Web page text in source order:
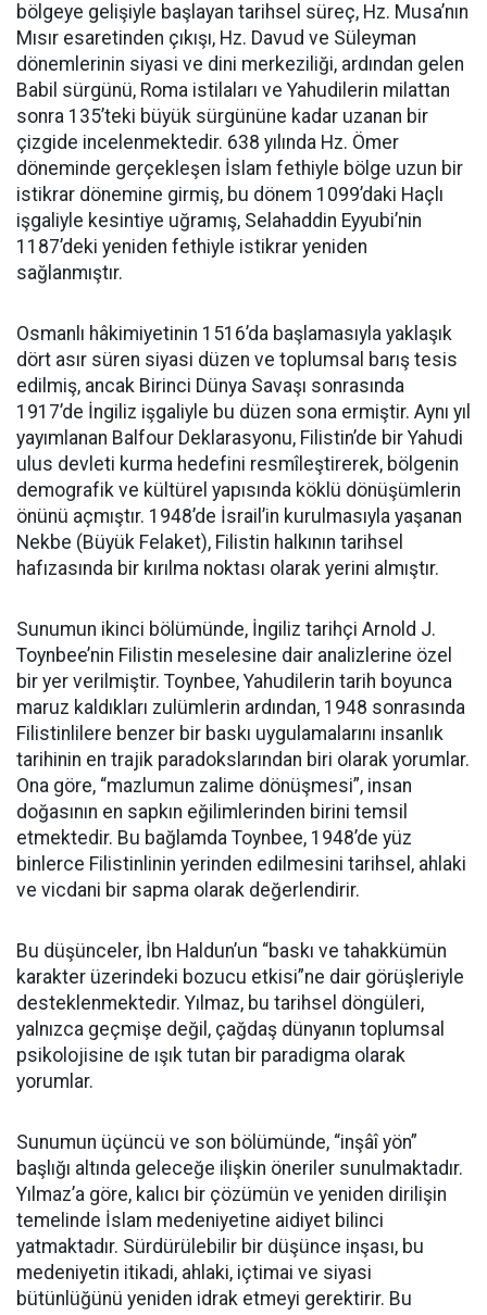
bölgeye gelişiyle başlayan tarihsel süreç, Hz. Musa’nın
Mısır esaretinden çıkışı, Hz. Davud ve Süleyman
dönemlerinin siyasi ve dini merkeziliği, ardından gelen
Babil sürgünü, Roma istilaları ve Yahudilerin milattan
sonra 135’teki büyük sürgününe kadar uzanan bir
çizgide incelenmektedir. 638 yılında Hz. Ömer
döneminde gerçekleşen İslam fethiyle bölge uzun bir
istikrar dönemine girmiş, bu dönem 1099’daki Haçlı
işgaliyle kesintiye uğramış, Selahaddin Eyyubi’nin
1187’deki yeniden fethiyle istikrar yeniden
sağlanmıştır.
Osmanlı hâkimiyetinin 1516’da başlamasıyla yaklaşık
dört asır süren siyasi düzen ve toplumsal barış tesis
edilmiş, ancak Birinci Dünya Savaşı sonrasında
1917’de İngiliz işgaliyle bu düzen sona ermiştir. Aynı yıl
yayımlanan Balfour Deklarasyonu, Filistin’de bir Yahudi
ulus devleti kurma hedefini resmîleştirerek, bölgenin
demografik ve kültürel yapısında köklü dönüşümlerin
önünü açmıştır. 1948’de İsrail’in kurulmasıyla yaşanan
Nekbe (Büyük Felaket), Filistin halkının tarihsel
hafızasında bir kırılma noktası olarak yerini almıştır.
Sunumun ikinci bölümünde, İngiliz tarihçi Arnold J.
Toynbee’nin Filistin meselesine dair analizlerine özel
bir yer verilmiştir. Toynbee, Yahudilerin tarih boyunca
maruz kaldıkları zulümlerin ardından, 1948 sonrasında
Filistinlilere benzer bir baskı uygulamalarını insanlık
tarihinin en trajik paradokslarından biri olarak yorumlar.
Ona göre, “mazlumun zalime dönüşmesi”, insan
doğasının en sapkın eğilimlerinden birini temsil
etmektedir. Bu bağlamda Toynbee, 1948’de yüz
binlerce Filistinlinin yerinden edilmesini tarihsel, ahlaki
ve vicdani bir sapma olarak değerlendirir.
Bu düşünceler, İbn Haldun’un “baskı ve tahakkümün
karakter üzerindeki bozucu etkisi”ne dair görüşleriyle
desteklenmektedir. Yılmaz, bu tarihsel döngüleri,
yalnızca geçmişe değil, çağdaş dünyanın toplumsal
psikolojisine de ışık tutan bir paradigma olarak
yorumlar.
Sunumun üçüncü ve son bölümünde, “inşâî yön”
başlığı altında geleceğe ilişkin öneriler sunulmaktadır.
Yılmaz’a göre, kalıcı bir çözümün ve yeniden dirilişin
temelinde İslam medeniyetine aidiyet bilinci
yatmaktadır. Sürdürülebilir bir düşünce inşası, bu
medeniyetin itikadi, ahlaki, içtimai ve siyasi
bütünlüğünü yeniden idrak etmeyi gerektirir. Bu